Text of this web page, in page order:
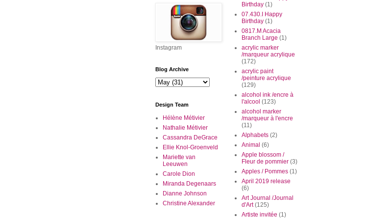
Instagram
Blog Archive
Design Team
Hélène Métivier
Nathalie Métivier
Cassandra DeGrace
Ellie Knol-Groenveld
Mariette van
Leeuwen
Carole Dion
Miranda Degenaars
Dianne Johnson
Christine Alexander
Birthday (1)
07.430.I Happy
Birthday (1)
0817.M Acacia
Branch Large (1)
acrylic marker
/marqueur acrylique
(172)
acrylic paint
/peinture acrylique
(129)
alcohol ink /encre à
l'alcool (123)
alcohol marker
/marqueur à l'encre
(11)
Alphabets (2)
Animal (6)
Apple blossom /
Fleur de pommier (3)
Apples / Pommes (1)
April 2019 release
(6)
Art Journal /Journal
d'Art (125)
Artiste invitée (1)